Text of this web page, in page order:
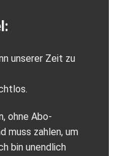
unserer Zeit zu
ohne Abo-
muss zahlen, um
bin unendlich